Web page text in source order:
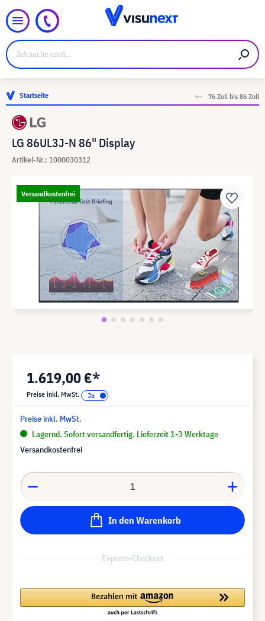
Startseite 76 Zoll bis 86 Zoll
LG 86UL3J-N 86" Display
Artikel-Nr.: 1000030312
Versandkostenfrei
1.619,00 €*
Preise inkl. MwSt.
Preise inkl. MwSt.
Lagernd. Sofort versandfertig. Lieferzeit 1-3 Werktage
Versandkostenfrei
In den Warenkorb
Express-Checkout